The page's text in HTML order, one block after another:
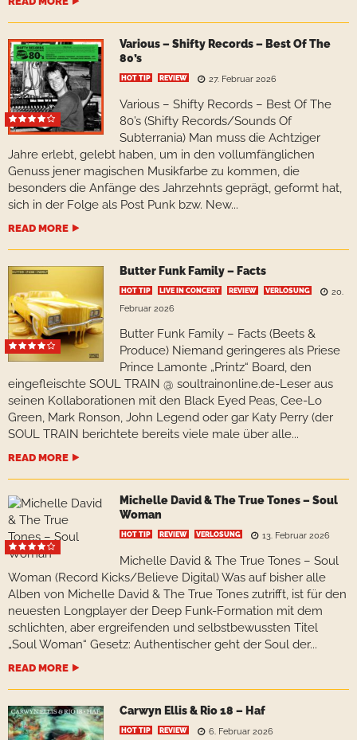
Various – Shifty Records – Best Of The
80’s
HOT TIP REVIEW 27. Februar 2026
Various – Shifty Records – Best Of The
80’s (Shifty Records/Sounds Of
Subterrania) Man muss die Achtziger
Jahre erlebt, gelebt haben, um in den vollumfänglichen
Genuss jener magischen Musikfarbe zu kommen, die
besonders die Anfänge des Jahrzehnts geprägt, geformt hat,
sich in der Folge als Post Punk bzw. New...
READ MORE
Butter Funk Family – Facts
HOT TIP LIVE IN CONCERT REVIEW VERLOSUNG
20.
Februar 2026
Butter Funk Family – Facts (Beets &
Produce) Niemand geringeres als Priese
Prince Lamonte „Printz“ Board, den
eingefleischte SOUL TRAIN @ soultrainonline.de-Leser aus
seinen Kollaborationen mit den Black Eyed Peas, Cee-Lo
Green, Mark Ronson, John Legend oder gar Katy Perry (der
SOUL TRAIN berichtete bereits viele male über alle...
READ MORE
Michelle David & The True Tones – Soul
Woman
HOT TIP REVIEW VERLOSUNG 13. Februar 2026
Michelle David & The True Tones – Soul
Woman (Record Kicks/Believe Digital) Was auf bisher alle
Alben von Michelle David & The True Tones zutrifft, ist für den
neuesten Longplayer der Deep Funk-Formation mit dem
schlichten, aber ergreifenden und selbstbewussten Titel
„Soul Woman“ Gesetz: Authentischer geht der Soul der...
READ MORE
Carwyn Ellis & Rio 18 – Haf
HOT TIP REVIEW 6. Februar 2026